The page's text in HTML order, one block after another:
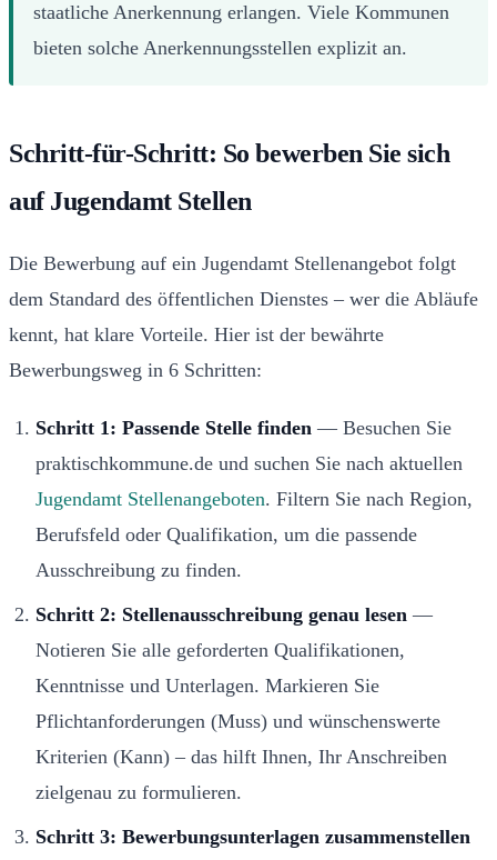
staatliche Anerkennung erlangen. Viele Kommunen
bieten solche Anerkennungsstellen explizit an.
Schritt-für-Schritt: So bewerben Sie sich
auf Jugendamt Stellen
Die Bewerbung auf ein Jugendamt Stellenangebot folgt
dem Standard des öffentlichen Dienstes – wer die Abläufe
kennt, hat klare Vorteile. Hier ist der bewährte
Bewerbungsweg in 6 Schritten:
Schritt 1: Passende Stelle finden — Besuchen Sie
praktischkommune.de und suchen Sie nach aktuellen
Jugendamt Stellenangeboten. Filtern Sie nach Region,
Berufsfeld oder Qualifikation, um die passende
Ausschreibung zu finden.
Schritt 2: Stellenausschreibung genau lesen —
Notieren Sie alle geforderten Qualifikationen,
Kenntnisse und Unterlagen. Markieren Sie
Pflichtanforderungen (Muss) und wünschenswerte
Kriterien (Kann) – das hilft Ihnen, Ihr Anschreiben
zielgenau zu formulieren.
Schritt 3: Bewerbungsunterlagen zusammenstellen